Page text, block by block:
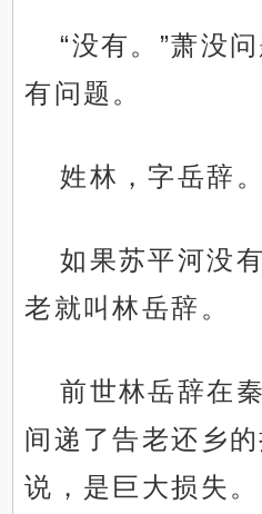
“没有。”萧没
有问题。
姓林，字岳辞。
如果苏平河没
老就叫林岳辞。
前世林岳辞在
间递了告老还乡
说，是巨大损失。